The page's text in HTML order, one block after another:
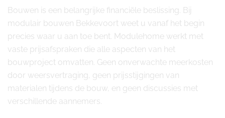
Bouwen is een belangrijke financiële beslissing. Bij
modulair bouwen Bekkevoort weet u vanaf het begin
precies waar u aan toe bent. Modulehome werkt met
vaste prijsafspraken die alle aspecten van het
bouwproject omvatten. Geen onverwachte meerkosten
door weersvertraging, geen prijsstijgingen van
materialen tijdens de bouw, en geen discussies met
verschillende aannemers.